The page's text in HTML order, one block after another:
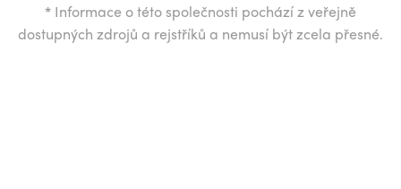
* Informace o této společnosti pochází z veřejně
dostupných zdrojů a rejstříků a nemusí být zcela přesné.